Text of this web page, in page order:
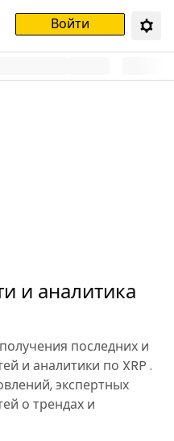
Войти
и аналитика
последних и
и аналитики по XRP .
экспертных
о трендах и